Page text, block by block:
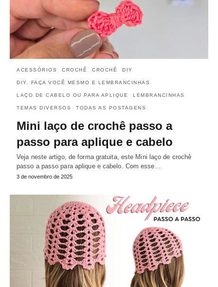
ACESSÓRIOS CROCHÊ CROCHÊ DIY
DIY, FAÇA VOCÊ MESMO E LEMBRANCINHAS
LAÇO DE CABELO OU PARA APLIQUE LEMBRANCINHAS
TEMAS DIVERSOS TODAS AS POSTAGENS
Mini laço de crochê passo a
passo para aplique e cabelo
Veja neste artigo, de forma gratuita, este Mini laço de crochê
passo a passo para aplique e cabelo. Com esse…
3 de novembro de 2025